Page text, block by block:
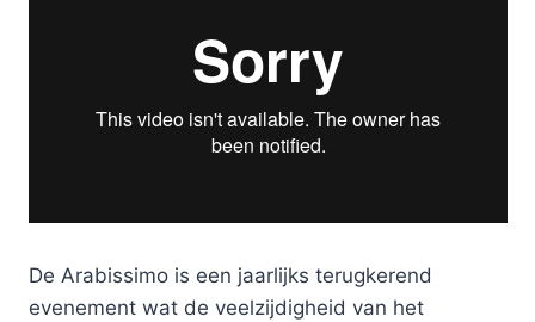
De Arabissimo is een jaarlijks terugkerend
evenement wat de veelzijdigheid van het